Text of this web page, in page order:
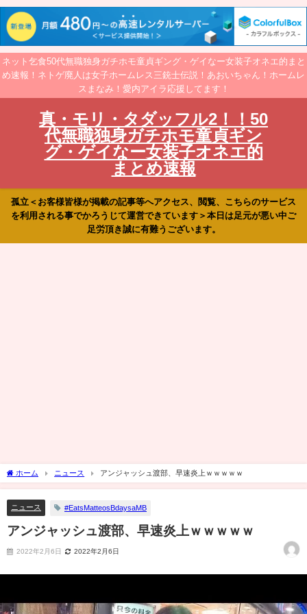
ネット乞食50代無職独身ガチホモ童貞ギング・ゲイなー女装子オネエ的まと
め速報！ネトゲ廃人は女子ホームレス三銃士伝説！あおいちゃん！ホームレ
スまなみ！愛内アイラ応援してます！
真・モリ・タダッフル2！！50
代無職独身ガチホモ童貞ギン
グ・ゲイなー女装子オネエ的
まとめ速報
孤立＜お客様皆様が掲載の記事等へアクセス、閲覧、こちらのサービス
を利用される事でかろうじて運営できています＞本日は足元が悪い中ご
足労頂き誠に有難うございます。
ホーム ニュース アンジャッシュ渡部、早速炎上ｗｗｗｗｗ
ニュース #EatsMatteosBdaysaMB
アンジャッシュ渡部、早速炎上ｗｗｗｗｗ
2022年2月6日 2022年2月6日